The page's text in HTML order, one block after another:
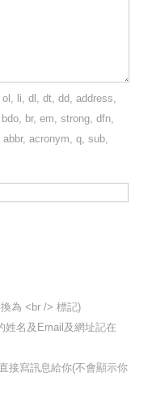
li, dl, dt, dd, address,
br, em, strong, dfn,
acronym, q, sub,
為 <br /> 標記)
姓名及Email及網址記在
接寫訊息給你(不會顯示你